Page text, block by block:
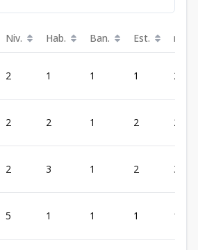
Niv. Hab. Ban. Est. m²
2 1 1 1 210
2 2 1 2 298
2 3 1 2 307
5 1 1 1 105